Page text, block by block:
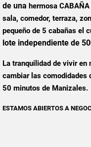
de una hermosa
sala, comedor, terraza,
pequeño de 5 cabañas el
lote independiente de
La tranquilidad de vivir en
cambiar las comodidades
50 minutos de Manizales.
ESTAMOS ABIERTOS A